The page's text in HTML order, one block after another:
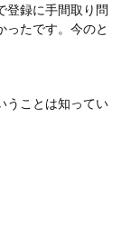
登録に手間取り問
ったです。今のと
うことは知ってい